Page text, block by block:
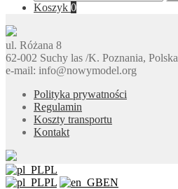
Koszyk 0
ul. Różana 8
62-002 Suchy las /K. Poznania, Polska
e-mail: info@nowymodel.org
Polityka prywatności
Regulamin
Koszty transportu
Kontakt
PL
PL
EN